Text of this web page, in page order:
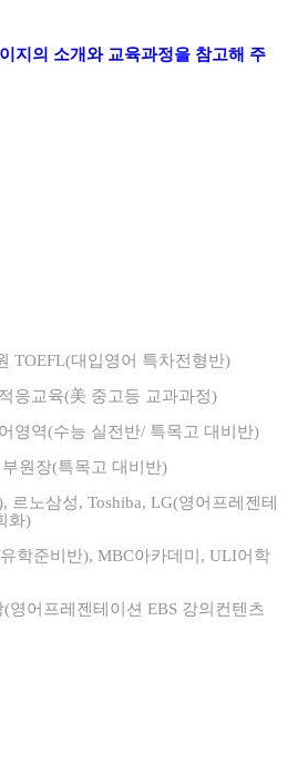
지의 소개와 교육과정을 참고해 주
TOEFL(대입영어 특차전형반)
응교육(美 중고등 교과과정)
영역(수능 실전반/ 특목고 대비반)
원장(특목고 대비반)
르노삼성, Toshiba, LG(영어프레젠테
화)
학준비반), MBC아카데미, ULI어학
영어프레젠테이션 EBS 강의컨텐츠